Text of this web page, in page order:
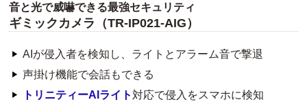
音と光で威嚇できる最強セキュリティ
ギミックカメラ（TR-IP021-AIG）
AIが侵入者を検知し、ライトとアラーム音で撃退
声掛け機能で会話もできる
トリニティーAIライト 対応で侵入をスマホに検知